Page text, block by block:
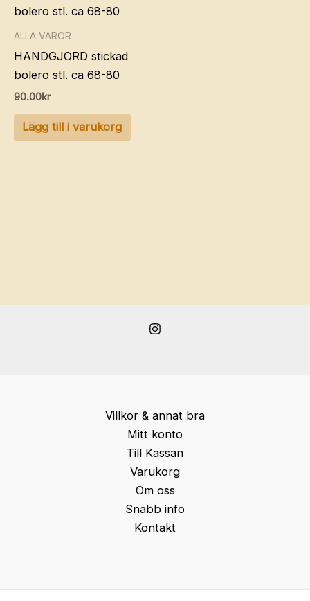
ALLA VAROR
HANDGJORD stickad
bolero stl. ca 68-80
90.00kr
Lägg till i varukorg
Villkor & annat bra
Mitt konto
Till Kassan
Varukorg
Om oss
Snabb info
Kontakt